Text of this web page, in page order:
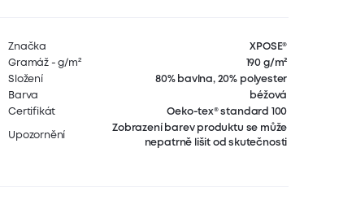
Značka
XPOSE®
Gramáž - g/m²
190 g/m²
Složení
80% bavlna, 20% polyester
Barva
béžová
Certifikát
Oeko-tex® standard 100
Upozornění
Zobrazení barev produktu se může
nepatrně lišit od skutečnosti